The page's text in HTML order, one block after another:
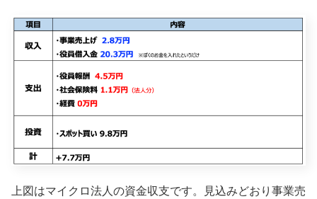
上図はマイクロ法人の資金収支です。見込みどおり事業売